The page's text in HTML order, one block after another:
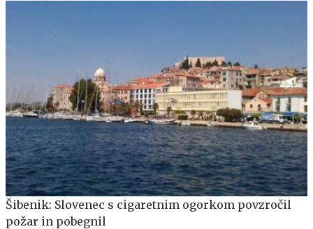
Šibenik: Slovenec s cigaretnim ogorkom povzročil
požar in pobegnil